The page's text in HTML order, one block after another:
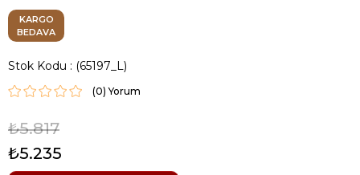
KARGO
BEDAVA
Stok Kodu (65197_L)
(0)
₺5.817
₺5.235